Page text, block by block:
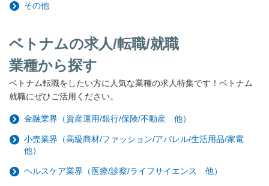
その他
ベトナムの求人/転職/就職
業種から探す
ベトナム転職をしたい方に人気な業種の求人特集です！ベトナム
就職にぜひご活用ください。
金融業界（資産運用/銀行/保険/不動産 他）
小売業界（高級商材/ファッション/アパレル/生活用品/家電
他）
ヘルスケア業界（医療/診察/ライフサイエンス 他）